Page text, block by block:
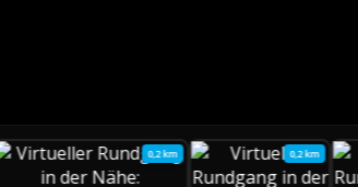
0,2 km 0,2 km